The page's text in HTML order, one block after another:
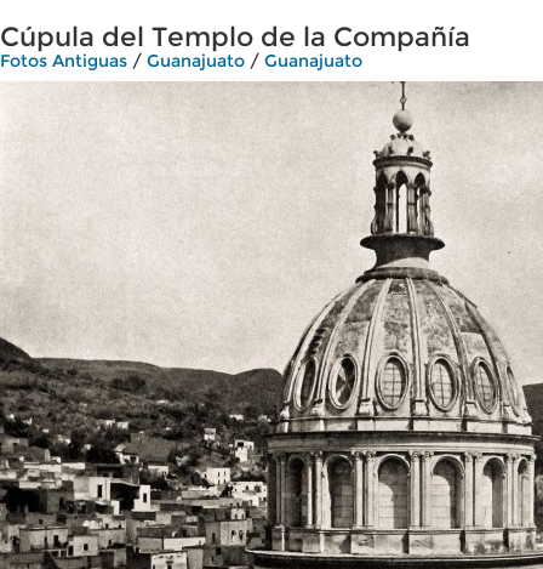
Cúpula del Templo de la Compañía
Fotos Antiguas / Guanajuato / Guanajuato